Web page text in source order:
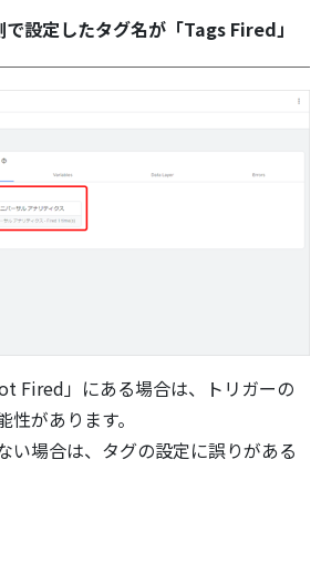
設定したタグ名が「Tags Fired」
Fired」にある場合は、トリガーの
があります。
い場合は、タグの設定に誤りがある